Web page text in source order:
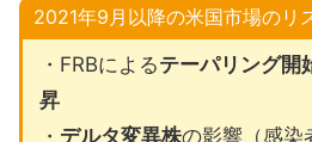
2021年9月以降の米国市場のリ
・FRBによるテーパリング開
昇
・ デルタ変異株の影響（感染